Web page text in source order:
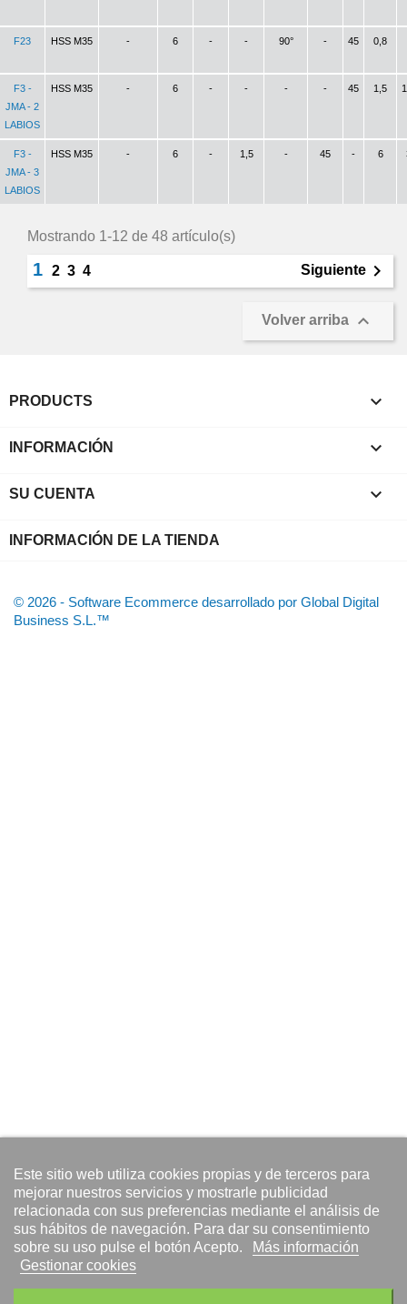
F23 HSS M35 - 6 - - 90° - 45 0,8
F3 -
JMA - 2
LABIOS
HSS M35 - 6 - - - - 45 1,5
F3 -
JMA - 3
LABIOS
HSS M35 - 6 - 1,5 - 45 - 6
Mostrando 1-12 de 48 artículo(s)
1 2 3 4 Siguiente 
Volver arriba 
PRODUCTS 
INFORMACIÓN 
SU CUENTA 
INFORMACIÓN DE LA TIENDA
Este sitio web utiliza cookies propias y de terceros para
mejorar nuestros servicios y mostrarle publicidad
relacionada con sus preferencias mediante el análisis de
sus hábitos de navegación. Para dar su consentimiento
sobre su uso pulse el botón Acepto.
Más información
Gestionar cookies
© 2026 - Software Ecommerce desarrollado por Global Digital
Business S.L.™